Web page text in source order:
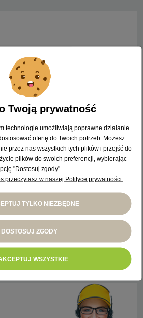
Mleko UHT 1,5% Ale
Dobre! 1 l
3,59 zł
Twoją prywatność
technologie umożliwiają poprawne działanie
ofertę do Twoich potrzeb. Możesz
przez nas wszystkich tych plików i przejść do
plików do swoich preferencji, wybierając
"Dostosuj zgody".
przeczytasz w naszej Polityce prywatności.
TYLKO NIEZBĘDNE
DOSTOSUJ ZGODY
WSZYSTKIE